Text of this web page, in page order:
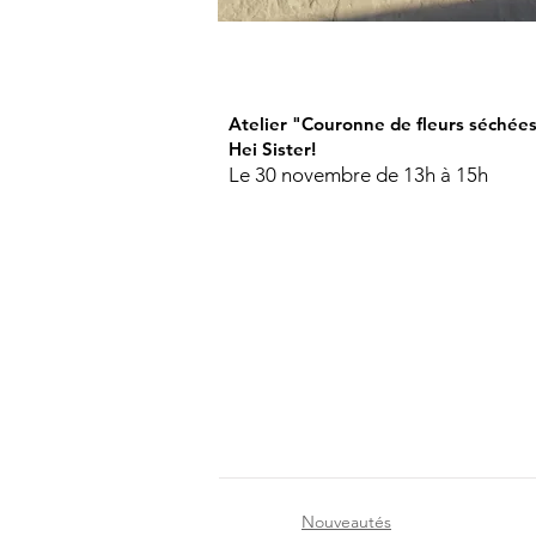
Atelier "Couronne de fleurs
Hei Sister!
Le 30 novembre de 13h à 15h
Nouveautés